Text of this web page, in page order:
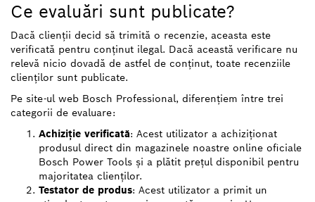
Ce evaluări sunt publicate?
Dacă clienții decid să trimită o recenzie, aceasta este
verificată pentru conținut ilegal. Dacă această verificare nu
relevă nicio dovadă de astfel de conținut, toate recenziile
clienților sunt publicate.
Pe site-ul web Bosch Professional, diferențiem între trei
categorii de evaluare:
Achiziție verificată: Acest utilizator a achiziționat
produsul direct din magazinele noastre online oficiale
Bosch Power Tools și a plătit prețul disponibil pentru
majoritatea clienților.
Testator de produs: Acest utilizator a primit un